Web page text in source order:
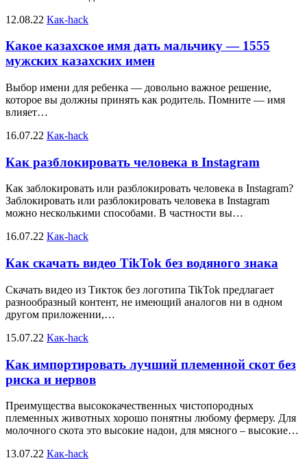
12.08.22 Как-hack
Какое казахское имя дать мальчику — 1555
мужских казахских имен
Выбор имени для ребенка — довольно важное решение,
которое вы должны принять как родитель. Помните — имя
влияет…
16.07.22 Как-hack
Как разблокировать человека в Instagram
Как заблокировать или разблокировать человека в Instagram?
Заблокировать или разблокировать человека в Instagram
можно несколькими способами. В частности вы…
16.07.22 Как-hack
Как скачать видео TikTok без водяного знака
Скачать видео из Тикток без логотипа TikTok предлагает
разнообразный контент, не имеющий аналогов ни в одном
другом приложении,…
15.07.22 Как-hack
Как импортировать лучший племенной скот без
риска и нервов
Преимущества высококачественных чистопородных
племенных животных хорошо понятны любому фермеру. Для
молочного скота это высокие надои, для мясного – высокие…
13.07.22 Как-hack